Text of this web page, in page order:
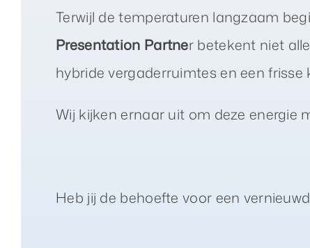
Terwijl de temperaturen langzaam
Presentation Partner betekent niet
hybride vergaderruimtes en een frisse
Wij kijken ernaar uit om deze energie
Heb jij de behoefte voor een